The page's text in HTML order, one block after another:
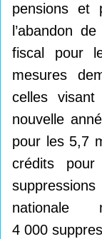
pensions et
l’abandon
fiscal pour
mesures
celles
nouvelle
pour les 5,7
crédits
4 000